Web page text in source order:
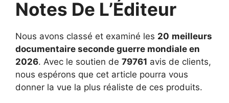
Notes De L’Éditeur
Nous avons classé et examiné les 20 meilleurs
documentaire seconde guerre mondiale en
2026. Avec le soutien de 79761 avis de clients,
nous espérons que cet article pourra vous
donner la vue la plus réaliste de ces produits.